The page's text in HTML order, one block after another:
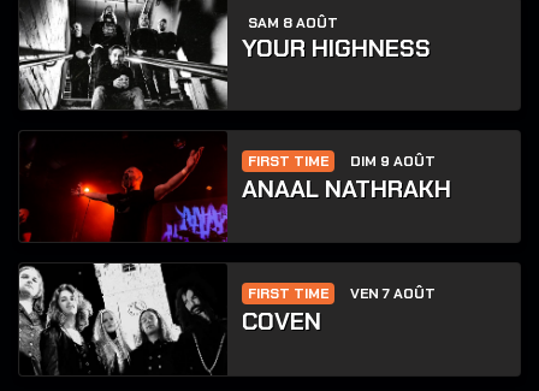
SAM 8 AOÛT
YOUR HIGHNESS
FIRST TIME DIM 9 AOÛT
ANAAL NATHRAKH
FIRST TIME VEN 7 AOÛT
COVEN